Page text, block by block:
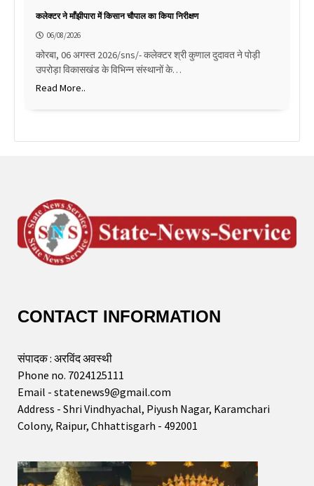
कलेक्टर ने माँझीपारा में किसान चौपाल का किया निरीक्षण
06/08/2026
कोरबा, 06 अगस्त 2026/sns/- कलेक्टर श्री कुणाल दुदावत ने पोड़ी
उपरोड़ा विकासखंड के विभिन्न संस्थानों के…
Read More..
CONTACT INFORMATION
संपादक : अरविंद अवस्थी
Phone no. 7024125111
Email - statenews9@gmail.com
Address - Shri Vindhyachal, Piyush Nagar, Karamchari
Colony, Raipur, Chhattisgarh - 492001